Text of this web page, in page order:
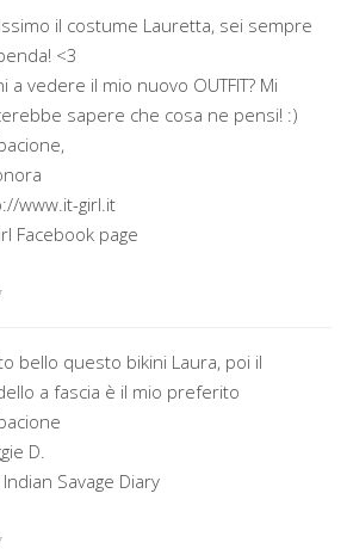
il costume Lauretta, sei sempre
<3
a vedere il mio nuovo OUTFIT? Mi
sapere che cosa ne pensi! :)
www.it-girl.it
Facebook page
bello questo bikini Laura, poi il
a fascia è il mio preferito
D.
Savage Diary